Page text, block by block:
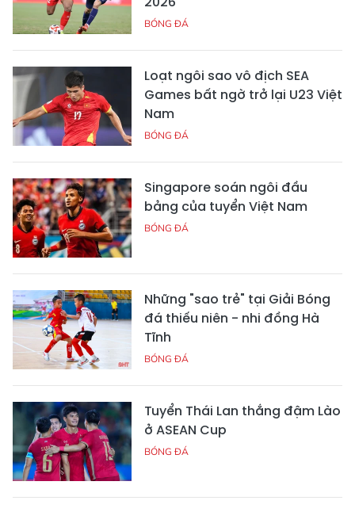
BÓNG ĐÁ
Loạt ngôi sao vô địch SEA
Games bất ngờ trở lại U23 Việt
Nam
BÓNG ĐÁ
Singapore soán ngôi đầu
bảng của tuyển Việt Nam
BÓNG ĐÁ
Những "sao trẻ" tại Giải Bóng
đá thiếu niên - nhi đồng Hà
Tĩnh
BÓNG ĐÁ
Tuyển Thái Lan thắng đậm Lào
ở ASEAN Cup
BÓNG ĐÁ